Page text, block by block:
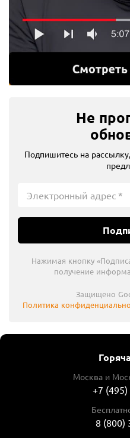
Не
Подпишитесь на
Нажимая кнопку
получение
Защищено
Политика
Москва и
+7
8 (800)